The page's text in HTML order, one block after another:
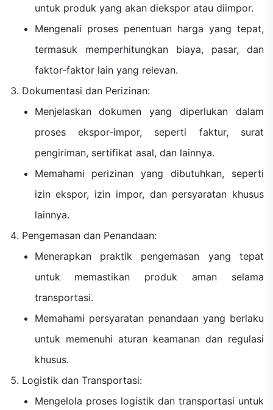
untuk produk yang akan diekspor atau diimpor.
Mengenali proses penentuan harga yang tepat,
termasuk memperhitungkan biaya, pasar, dan
faktor-faktor lain yang relevan.
Dokumentasi dan Perizinan:
Menjelaskan dokumen yang diperlukan dalam
proses ekspor-impor, seperti faktur, surat
pengiriman, sertifikat asal, dan lainnya.
Memahami perizinan yang dibutuhkan, seperti
izin ekspor, izin impor, dan persyaratan khusus
lainnya.
Pengemasan dan Penandaan:
Menerapkan praktik pengemasan yang tepat
untuk memastikan produk aman selama
transportasi.
Memahami persyaratan penandaan yang berlaku
untuk memenuhi aturan keamanan dan regulasi
khusus.
Logistik dan Transportasi:
Mengelola proses logistik dan transportasi untuk